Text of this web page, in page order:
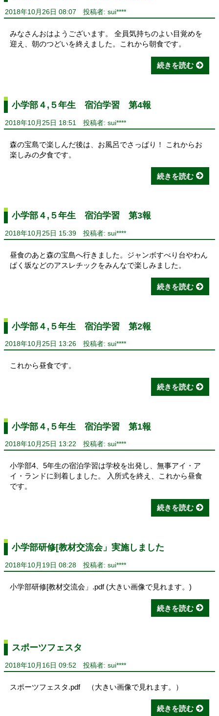
2018年10月26日 08:07 投稿者: sui****
みなさんおはようございます。 全員気持ちのよい目覚めを
迎え、朝のつどいを終えました。これから朝食です。
続きを読む
小学部４,５年生 宿泊学習 第4報
2018年10月25日 18:51 投稿者: sui****
森の宝島で楽しんだ後は、お風呂でさっぱり！ これからお
楽しみの夕食です。
続きを読む
小学部４,５年生 宿泊学習 第3報
2018年10月25日 15:39 投稿者: sui****
昼食のあと森の宝島へ行きました。ジャンボすべり台やわん
ぱく坂などのアスレチックをみんなで楽しみました。
続きを読む
小学部４,５年生 宿泊学習 第2報
2018年10月25日 13:26 投稿者: sui****
これから昼食です。
続きを読む
小学部４,５年生 宿泊学習 第1報
2018年10月25日 13:22 投稿者: sui****
小学部4、5年生の宿泊学習は学校を出発し、無事アイ・ア
イ・ランドに到着しました。 入所式を終え、これから昼食
です。
続きを読む
小学部研修[教材交流会」実施しました
2018年10月19日 08:28 投稿者: sui****
小学部研修[教材交流会」.pdf (大きい画像で見れます。)
続きを読む
スポーツフェスタ
2018年10月16日 09:52 投稿者: sui****
スポーツフェスタ.pdf （大きい画像で見れます。）
続きを読む